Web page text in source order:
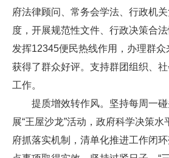
府法律顾问、常务会学法、行政机
度，开展规范性文件、行政决策合
发挥12345便民热线作用，办理群众
获得了群众好评。支持群团组织、
工作。
提质增效转作风。坚持每周一
展“王屋沙龙”活动，政府科学决策
府抓落实机制，清单化推进工作闭